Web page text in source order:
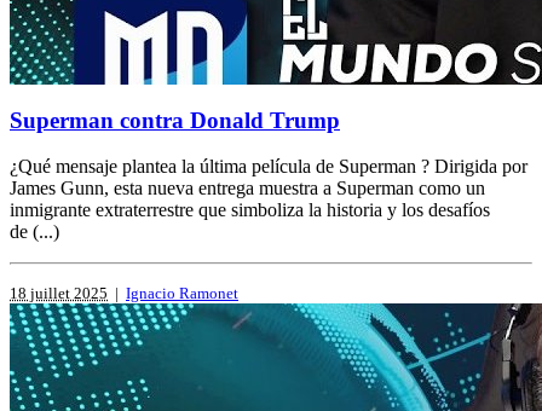
Superman contra Donald Trump
¿Qué mensaje plantea la última película de Superman ? Dirigida por
James Gunn, esta nueva entrega muestra a Superman como un
inmigrante extraterrestre que simboliza la historia y los desafíos
de (...)
18 juillet 2025 | Ignacio Ramonet